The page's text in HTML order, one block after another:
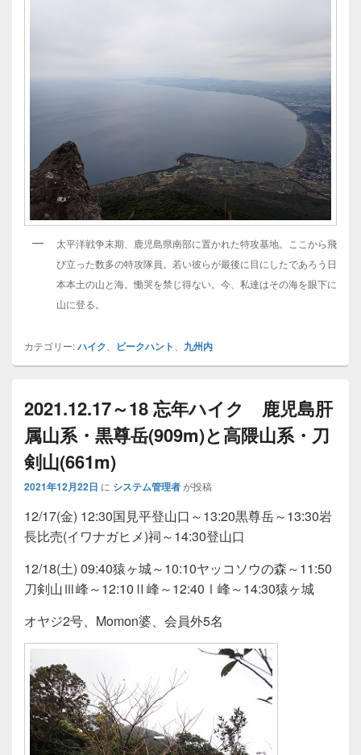
太平洋戦争末期、鹿児島県南部に置かれた特攻基地。ここから飛
び立った数多の特攻隊員。若い彼らが最後に目にしたであろう日
本本土の山と海。慟哭を禁じ得ない。今、私達はその海を眼下に
山に登る。
カテゴリー:ハイク ピークハント 九州内
2021.12.17～18 忘年ハイク 鹿児島肝
属山系・黒尊岳(909m)と高隈山系・刀
剣山(661m)
2021年12月22日 に システム管理者が投稿
12/17(金) 12:30国見平登山口～13:20黒尊岳～13:30岩
長比売(イワナガヒメ)祠～14:30登山口
12/18(土) 09:40猿ヶ城～10:10ヤッコソウの森～11:50
刀剣山Ⅲ峰～12:10Ⅱ峰～12:40Ⅰ峰～14:30猿ヶ城
オヤジ2号、Momon婆、会員外5名